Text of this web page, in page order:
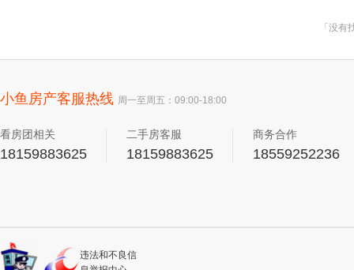
「没
小鱼房产客服热线 周一至周五：09:00-18:00
看房团相关
18159883625
二手房客服
18159883625
商务合作
18559252236
违法和不良信